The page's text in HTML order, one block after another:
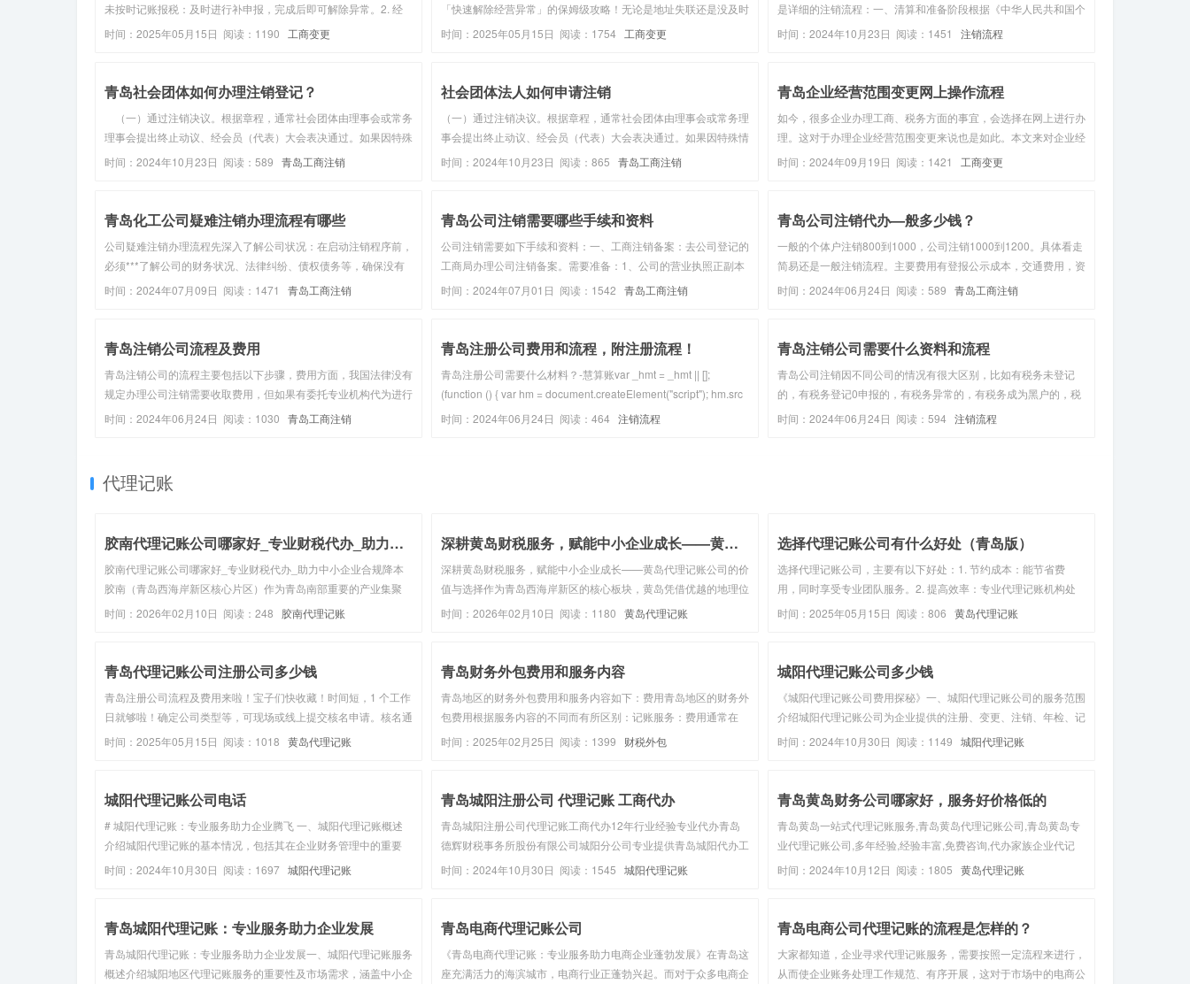
未按时记账报税：及时进行补申报，完成后即可解除异常。2. 经
营地址异常：首先办理实际经营地址的变更，完成变更后再处理税
时间：2025年05月15日 阅读：1190 工商变更
「快速解除经营异常」的保姆级攻略！无论是地址失联还是没及时
公示信息，照着抄作业就能轻松搞定～快收好这份干货，别让异常
时间：2025年05月15日 阅读：1754 工商变更
是详细的注销流程：一、清算和准备阶段根据《中华人民共和国个
人独资企业法》第二十六条，个人独资企业解散时，应当进行清
时间：2024年10月23日 阅读：1451 注销流程
青岛社会团体如何办理注销登记？
（一）通过注销决议。根据章程，通常社会团体由理事会或常务
理事会提出终止动议、经会员（代表）大会表决通过。如果因特殊
情况不能召开相应会议的，向社会公告，并经登记管理机关认
时间：2024年10月23日 阅读：589 青岛工商注销
社会团体法人如何申请注销
（一）通过注销决议。根据章程，通常社会团体由理事会或常务理
事会提出终止动议、经会员（代表）大会表决通过。如果因特殊情
况不能召开相应会议的，向社会公告，并经登记管理机关认
时间：2024年10月23日 阅读：865 青岛工商注销
青岛企业经营范围变更网上操作流程
如今，很多企业办理工商、税务方面的事宜，会选择在网上进行办
理。这对于办理企业经营范围变更来说也是如此。本文来对企业经
营范围变更网上操作流程进行介绍！如今，很多企业办理工商、税
时间：2024年09月19日 阅读：1421 工商变更
青岛化工公司疑难注销办理流程有哪些
公司疑难注销办理流程先深入了解公司状况：在启动注销程序前，
必须***了解公司的财务状况、法律纠纷、债权债务等，确保没有
遗漏。公司疑难注销是一个复杂而细致的过程，需要充分准备、精
时间：2024年07月09日 阅读：1471 青岛工商注销
青岛公司注销需要哪些手续和资料
公司注销需要如下手续和资料：一、工商注销备案：去公司登记的
工商局办理公司注销备案。需要准备：1、公司的营业执照正副本
原件及副本复印件；2、公司股东会决议(成立清算组、解散公
时间：2024年07月01日 阅读：1542 青岛工商注销
青岛公司注销代办—般多少钱？
一般的个体户注销800到1000，公司注销1000到1200。具体看走
简易还是一般注销流程。主要费用有登报公示成本，交通费用，资
料成本，但若是有罚款、欠税等问题，那么还需要将这些税款补缴
时间：2024年06月24日 阅读：589 青岛工商注销
青岛注销公司流程及费用
青岛注销公司的流程主要包括以下步骤，费用方面，我国法律没有
规定办理公司注销需要收取费用，但如果有委托专业机构代为进行
注销办理的话，则就会收取相应的代理费，具体费用根据公司经营
时间：2024年06月24日 阅读：1030 青岛工商注销
青岛注册公司费用和流程，附注册流程！
青岛注册公司需要什么材料？-慧算账var _hmt = _hmt || [];
(function () { var hm = document.createElement("script"); hm.src
= "https://hm.baidu....
时间：2024年06月24日 阅读：464 注销流程
青岛注销公司需要什么资料和流程
青岛公司注销因不同公司的情况有很大区别，比如有税务未登记
的，有税务登记0申报的，有税务异常的，有税务成为黑户的，税
务正常申报的不欠税的，税务正常申报欠税的；还有工商异常的，
时间：2024年06月24日 阅读：594 注销流程
代理记账
胶南代理记账公司哪家好_专业财税代办_助力中小企业...
胶南代理记账公司哪家好_专业财税代办_助力中小企业合规降本
胶南（青岛西海岸新区核心片区）作为青岛南部重要的产业集聚
地，依托便利的交通、完善的营商配套和专属财税扶持政策，成为
时间：2026年02月10日 阅读：248 胶南代理记账
深耕黄岛财税服务，赋能中小企业成长——黄岛代理记账...
深耕黄岛财税服务，赋能中小企业成长——黄岛代理记账公司的价
值与选择作为青岛西海岸新区的核心板块，黄岛凭借优越的地理位
置、完善的产业配套和宽松的营商环境，成为中小企业集聚的热
时间：2026年02月10日 阅读：1180 黄岛代理记账
选择代理记账公司有什么好处（青岛版）
选择代理记账公司，主要有以下好处：1. 节约成本：能节省费
用，同时享受专业团队服务。2. 提高效率：专业代理记账机构处
理账务更高效，差错率更低。3. 正规专业：代理记账机构经过政
时间：2025年05月15日 阅读：806 黄岛代理记账
青岛代理记账公司注册公司多少钱
青岛注册公司流程及费用来啦！宝子们快收藏！时间短，1 个工作
日就够啦！确定公司类型等，可现场或线上提交核名申请。核名通
过后提交材料，预审通过后按Y约时间去工商局递交申请。然后就
时间：2025年05月15日 阅读：1018 黄岛代理记账
青岛财务外包费用和服务内容
青岛地区的财务外包费用和服务内容如下‌：费用青岛地区的财务外
包费用根据服务内容的不同而有所区别：‌记账服务‌：费用通常在
200元/月至300元/月左右‌1。‌会计报表编制和财务分析服务‌：费用
时间：2025年02月25日 阅读：1399 财税外包
城阳代理记账公司多少钱
《城阳代理记账公司费用探秘》一、城阳代理记账公司的服务范围
介绍城阳代理记账公司为企业提供的注册、变更、注销、年检、记
账等多种服务内容。二、收费标准分析（一）小规模纳税人收费阐
时间：2024年10月30日 阅读：1149 城阳代理记账
城阳代理记账公司电话
# 城阳代理记账：专业服务助力企业腾飞 一、城阳代理记账概述
介绍城阳代理记账的基本情况，包括其在企业财务管理中的重要
性。二、代理记账流程 （一）市场调研与选择服务提供商讲述了
时间：2024年10月30日 阅读：1697 城阳代理记账
青岛城阳注册公司 代理记账 工商代办
青岛城阳注册公司代理记账工商代办12年行业经验专业代办青岛
德辉财税事务所股份有限公司城阳分公司专业提供青岛城阳代办工
商营业执照、城阳代理记账、城阳注册公司、城阳工商注册、城阳
时间：2024年10月30日 阅读：1545 城阳代理记账
青岛黄岛财务公司哪家好，服务好价格低的
青岛黄岛一站式代理记账服务,青岛黄岛代理记账公司,青岛黄岛专
业代理记账公司,多年经验,经验丰富,免费咨询,代办家族企业代记
账,股份公司代理记账/做账,公司变更转让等全程代办,客服在线,专
时间：2024年10月12日 阅读：1805 黄岛代理记账
青岛城阳代理记账：专业服务助力企业发展
青岛城阳代理记账：专业服务助力企业发展一、城阳代理记账服务
概述介绍城阳地区代理记账服务的重要性及市场需求，涵盖中小企
青岛电商代理记账公司
《青岛电商代理记账：专业服务助力电商企业蓬勃发展》在青岛这
座充满活力的海滨城市，电商行业正蓬勃兴起。而对于众多电商企
青岛电商公司代理记账的流程是怎样的？
大家都知道，企业寻求代理记账服务，需要按照一定流程来进行，
从而使企业账务处理工作规范、有序开展，这对于市场中的电商公